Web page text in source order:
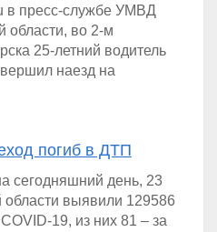
в пресс-службе УМВД
области, во 2-м
25-летний водитель
наезд на
погиб в ДТП
сегодняшний день, 23
выявили 129586
19, из них 81 – за